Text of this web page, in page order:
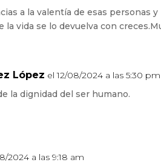
a la valentía de esas personas
la vida se lo devuelva con
López el 12/08/2024 a las 5:30 pm
la dignidad del ser humano.
2024 a las 9:18 am